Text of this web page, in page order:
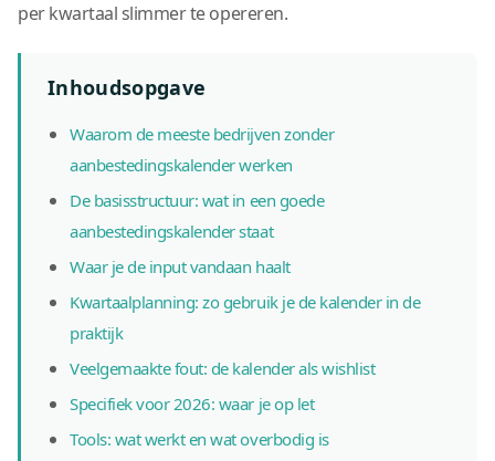
per kwartaal slimmer te opereren.
Inhoudsopgave
Waarom de meeste bedrijven zonder
aanbestedingskalender werken
De basisstructuur: wat in een goede
aanbestedingskalender staat
Waar je de input vandaan haalt
Kwartaalplanning: zo gebruik je de kalender in de
praktijk
Veelgemaakte fout: de kalender als wishlist
Specifiek voor 2026: waar je op let
Tools: wat werkt en wat overbodig is